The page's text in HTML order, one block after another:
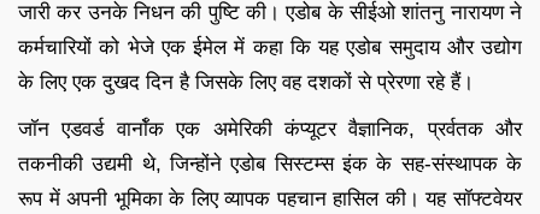
जारी कर उनके निधन की पुष्टि की। एडोब के सीईओ शांतनु नारायण ने
कर्मचारियों को भेजे एक ईमेल में कहा कि यह एडोब समुदाय और उद्योग
के लिए एक दुखद दिन है जिसके लिए वह दशकों से प्रेरणा रहे हैं।
जॉन एडवर्ड वार्नॉक एक अमेरिकी कंप्यूटर वैज्ञानिक, प्रर्वतक और
तकनीकी उद्यमी थे, जिन्होंने एडोब सिस्टम्स इंक के सह-संस्थापक के
रूप में अपनी भूमिका के लिए व्यापक पहचान हासिल की। यह सॉफ्टवेयर